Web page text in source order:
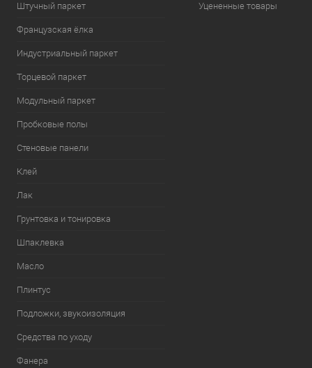
Штучный паркет
Французская ёлка
Индустриальный паркет
Торцевой паркет
Модульный паркет
Пробковые полы
Стеновые панели
Клей
Лак
Грунтовка и тонировка
Шпаклевка
Масло
Плинтус
Подложки, звукоизоляция
Средства по уходу
Фанера
Уцененные товары